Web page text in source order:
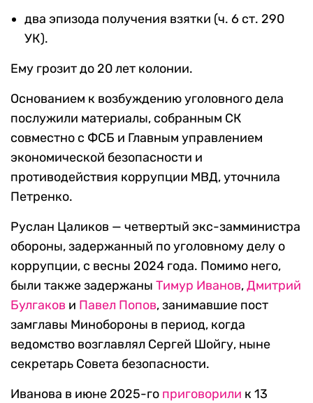
два эпизода получения взятки (ч. 6 ст. 290
УК).
Ему грозит до 20 лет колонии.
Основанием к возбуждению уголовного дела
послужили материалы, собранным СК
совместно с ФСБ и Главным управлением
экономической безопасности и
противодействия коррупции МВД, уточнила
Петренко.
Руслан Цаликов — четвертый экс-замминистра
обороны, задержанный по уголовному делу о
коррупции, с весны 2024 года. Помимо него,
были также задержаны Тимур Иванов,Дмитрий
Булгаков и Павел Попов, занимавшие пост
замглавы Минобороны в период, когда
ведомство возглавлял Сергей Шойгу, ныне
секретарь Совета безопасности.
Иванова в июне 2025-го приговорили к 13